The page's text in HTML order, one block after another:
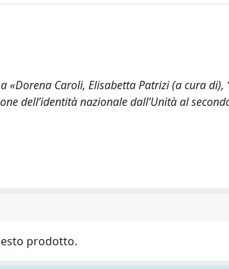
«Dorena Caroli, Elisabetta Patrizi (a cura
dell’identità nazionale dall’Unità al
prodotto.